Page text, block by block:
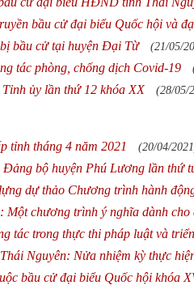
bầu cử đại biểu Quốc hội và
bầu cử tại huyện Đại Từ (21/05/
tác phòng, chống dịch Covid-19
ủy lần thứ 12 khóa XX (28/05/
tỉnh tháng 4 năm 2021 (20/04/
bộ huyện Phú Lương lần thứ
dự thảo Chương trình hành
Một chương trình ý nghĩa dành cho
tác trong thực thi pháp luật và
Nguyên: Nửa nhiệm kỳ thực
bầu cử đại biểu Quốc hội khóa